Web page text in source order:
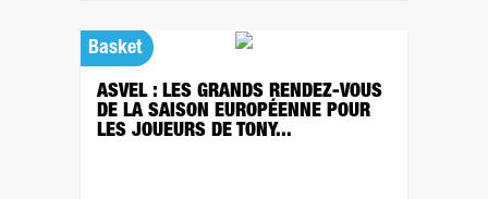
Basket
ASVEL : LES GRANDS RENDEZ-VOUS
DE LA SAISON EUROPÉENNE POUR
LES JOUEURS DE TONY...